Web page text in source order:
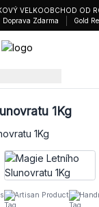
VELKOOBCHOD OD
Doprava Zdarma Gold
1Kg
Artisan Product